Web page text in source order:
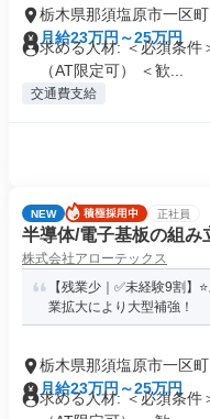
栃木県那須塩原市一区町
月給23万円～25万円
求める人材: ＜必須条件
（AT限定可） ＜歓...
交通費支給
NEW 正社員
半導体/電子基板の組み
株式会社アローテックス
【残業少｜✅未経験9割】
業拡大により大型補強！
栃木県那須塩原市一区町
月給23万円～25万円
求める人材: ＜必須条件